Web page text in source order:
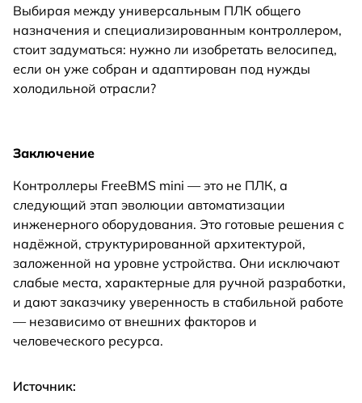
Выбирая между универсальным ПЛК общего
назначения и специализированным контроллером,
стоит задуматься: нужно ли изобретать велосипед,
если он уже собран и адаптирован под нужды
холодильной отрасли?
Заключение
Контроллеры FreeBMS mini — это не ПЛК, а
следующий этап эволюции автоматизации
инженерного оборудования. Это готовые решения с
надёжной, структурированной архитектурой,
заложенной на уровне устройства. Они исключают
слабые места, характерные для ручной разработки,
и дают заказчику уверенность в стабильной работе
— независимо от внешних факторов и
человеческого ресурса.
Источник: